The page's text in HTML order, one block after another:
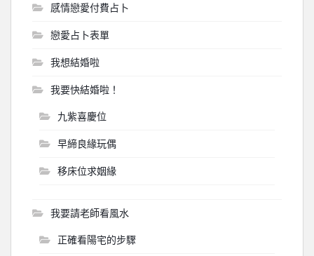
感情戀愛付費占卜
戀愛占卜表單
我想結婚啦
我要快結婚啦！
九紫喜慶位
早締良緣玩偶
移床位求姻緣
我要請老師看風水
正確看陽宅的步驟